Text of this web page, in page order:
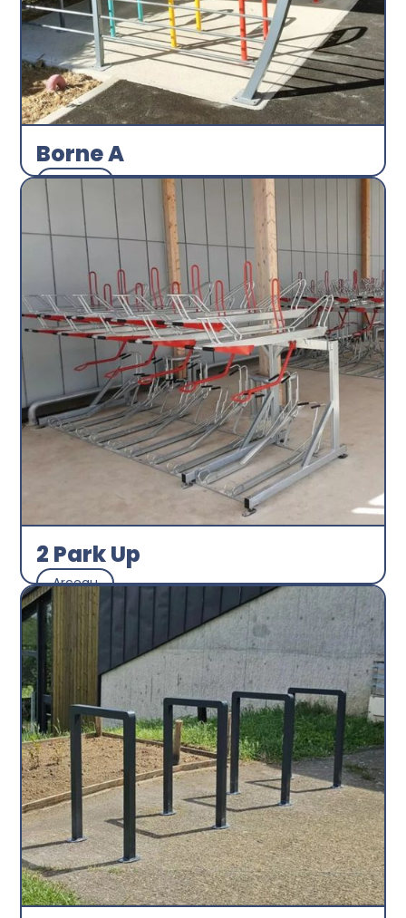
Borne A
Arceau
Abri plus
Découvrir
2 Park Up
Arceau
Abri plus
Découvrir